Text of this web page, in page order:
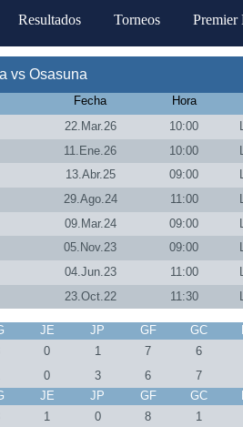
Resultados Torneos Premier
vs Osasuna
Fecha Hora
22.Mar.26 10:00
11.Ene.26 10:00
13.Abr.25 09:00
29.Ago.24 11:00
09.Mar.24 09:00
05.Nov.23 09:00
04.Jun.23 11:00
23.Oct.22 11:30
JE JP GF GC
0 1 7 6
0 3 6 7
JE JP GF GC
1 0 8 1